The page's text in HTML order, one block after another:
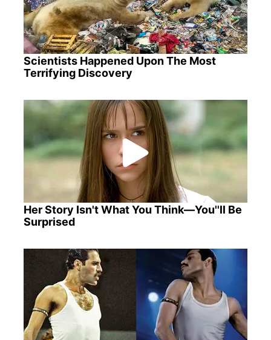
Scientists Happened Upon The Most
Terrifying Discovery
Her Story Isn't What You Think—You''ll Be
Surprised